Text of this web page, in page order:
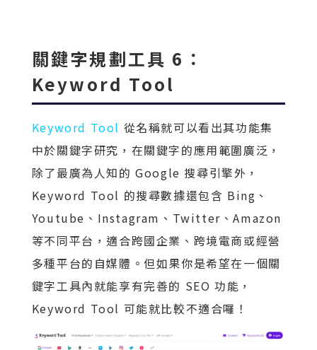
關鍵字規劃工具 6：
Keyword Tool
Keyword Tool 從名稱就可以看出其功能集
中於關鍵字研究，在關鍵字的應用範圍廣泛，
除了最廣為人知的 Google 搜尋引擎外，
Keyword Tool 的搜尋數據還包含 Bing、
Youtube、Instagram、Twitter、Amazon
等不同平台，適合跨國企業、跨境電商或經營
多種平台的自媒體。但如果你是希望在一個關
鍵字工具內就能享有完善的 SEO 功能，
Keyword Tool 可能就比較不適合囉！